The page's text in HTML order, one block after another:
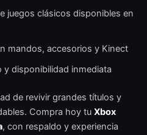
juegos clásicos disponibles en
mandos, accesorios y Kinect
y disponibilidad inmediata
de revivir grandes títulos y
Compra hoy tu Xbox
, con respaldo y experiencia